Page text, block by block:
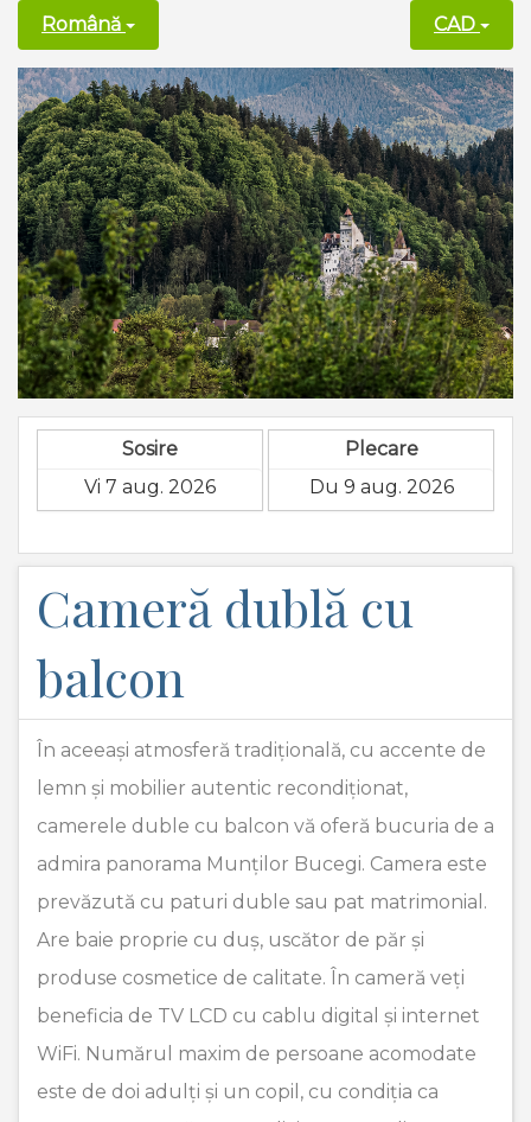
Română CAD
Sosire Plecare
Cameră dublă cu
balcon
În aceeași atmosferă tradițională, cu accente de
lemn și mobilier autentic recondiționat,
camerele duble cu balcon vă oferă bucuria de a
admira panorama Munților Bucegi. Camera este
prevăzută cu paturi duble sau pat matrimonial.
Are baie proprie cu duș, uscător de păr și
produse cosmetice de calitate. În cameră veți
beneficia de TV LCD cu cablu digital și internet
WiFi. Numărul maxim de persoane acomodate
este de doi adulți și un copil, cu condiția ca